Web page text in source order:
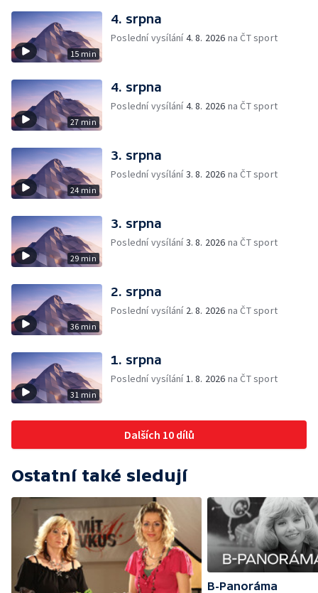
15 min
4. srpna
Poslední vysílání4. 8. 2026 na ČT sport
27 min
4. srpna
Poslední vysílání4. 8. 2026 na ČT sport
24 min
3. srpna
Poslední vysílání3. 8. 2026 na ČT sport
29 min
3. srpna
Poslední vysílání3. 8. 2026 na ČT sport
36 min
2. srpna
Poslední vysílání 2. 8. 2026 na ČT sport
31 min
1. srpna
Poslední vysílání1. 8. 2026 na ČT sport
Dalších 10 dílů
Ostatní také sledují
B-Panoráma